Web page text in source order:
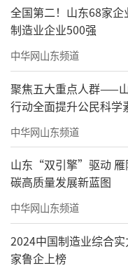
全国第二！山东68家
制造业企业500强
中华网山东频道
聚焦五大重点人群——
行动全面提升公民科学
中华网山东频道
山东“双引擎”驱动
碳高质量发展新蓝图
中华网山东频道
2024中国制造业综合
家鲁企上榜